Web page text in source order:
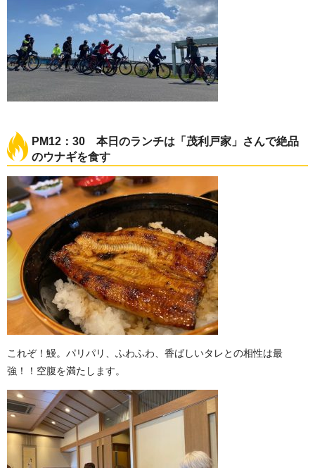
PM12：30 本日のランチは「茂利戸家」さんで絶品
のウナギを食す
これぞ！鰻。パリパリ、ふわふわ、香ばしいタレとの相性は最
強！！空腹を満たします。